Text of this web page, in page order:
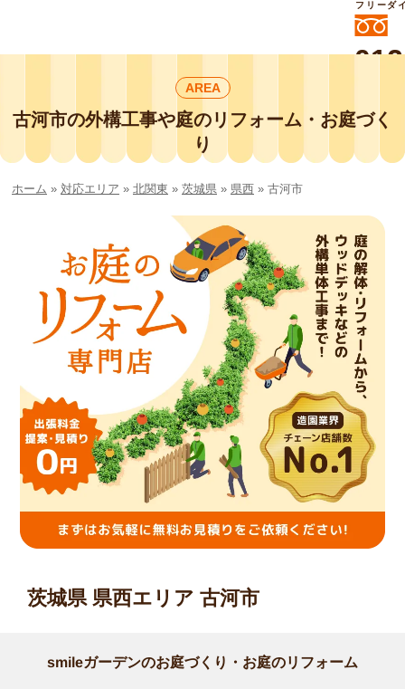
外構工事や庭リフォームは庭づくり業界
No.1チェーン店の
smileガーデンプチ庭づくり事業部にお
任せください！
フリーダ
AREA
古河市の外構工事や庭のリフォーム・お庭づく
り
ホーム » 対応エリア » 北関東 » 茨城県 » 県西 » 古河市
茨城県 県西エリア 古河市
smileガーデンのお庭づくり・お庭のリフォーム